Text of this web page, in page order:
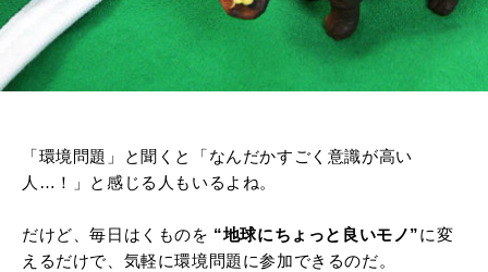
「環境問題」と聞くと「なんだかすごく意識が高い
人…！」と感じる人もいるよね。
だけど、毎日はくものを “地球にちょっと良いモノ”に変
えるだけで、気軽に環境問題に参加できるのだ。